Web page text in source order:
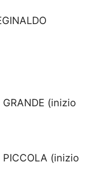
GRANDE (inizio
PICCOLA (inizio